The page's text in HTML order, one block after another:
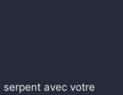
serpent avec votre